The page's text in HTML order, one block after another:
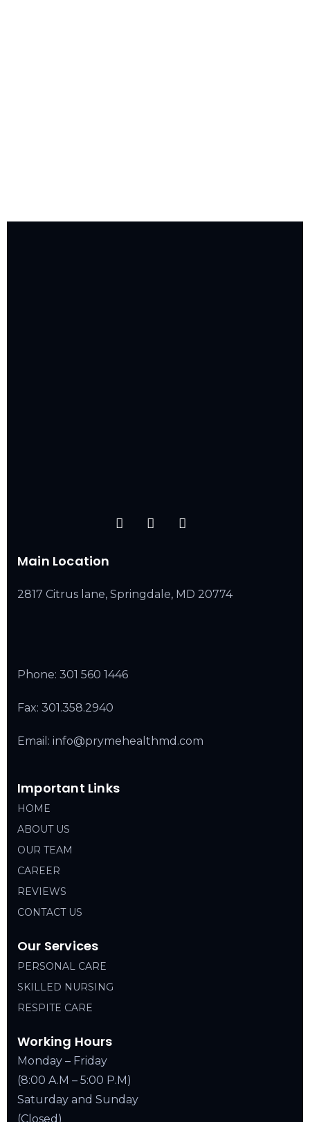
Main Location
2817 Citrus lane, Springdale, MD 20774
Phone: 301 560 1446
Fax: 301.358.2940
Email: info@prymehealthmd.com
Important Links
HOME
ABOUT US
OUR TEAM
CAREER
REVIEWS
CONTACT US
Our Services
PERSONAL CARE
SKILLED NURSING
RESPITE CARE
Working Hours
Monday – Friday
(8:00 A.M – 5:00 P.M)
Saturday and Sunday
(Closed)